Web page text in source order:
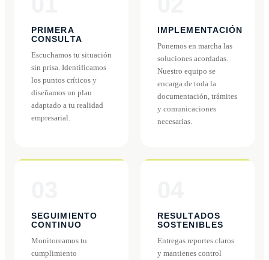
PRIMERA
CONSULTA
Escuchamos tu situación
sin prisa. Identificamos
los puntos críticos y
diseñamos un plan
adaptado a tu realidad
empresarial.
IMPLEMENTACIÓN
Ponemos en marcha las
soluciones acordadas.
Nuestro equipo se
encarga de toda la
documentación, trámites
y comunicaciones
necesarias.
SEGUIMIENTO
CONTINUO
Monitoreamos tu
cumplimiento
RESULTADOS
SOSTENIBLES
Entregas reportes claros
y mantienes control